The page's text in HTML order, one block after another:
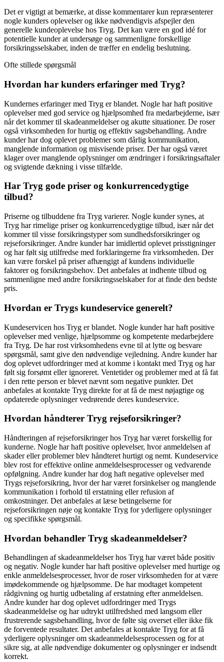
Det er vigtigt at bemærke, at disse kommentarer kun repræsenterer
nogle kunders oplevelser og ikke nødvendigvis afspejler den
generelle kundeoplevelse hos Tryg. Det kan være en god idé for
potentielle kunder at undersøge og sammenligne forskellige
forsikringsselskaber, inden de træffer en endelig beslutning.
Ofte stillede spørgsmål
Hvordan har kunders erfaringer med Tryg?
Kundernes erfaringer med Tryg er blandet. Nogle har haft positive
oplevelser med god service og hjælpsomhed fra medarbejderne, især
når det kommer til skadeanmeldelser og akutte situationer. De roser
også virksomheden for hurtig og effektiv sagsbehandling. Andre
kunder har dog oplevet problemer som dårlig kommunikation,
manglende information og misvisende priser. Der har også været
klager over manglende oplysninger om ændringer i forsikringsaftaler
og svigtende dækning i visse tilfælde.
Har Tryg gode priser og konkurrencedygtige
tilbud?
Priserne og tilbuddene fra Tryg varierer. Nogle kunder synes, at
Tryg har rimelige priser og konkurrencedygtige tilbud, især når det
kommer til visse forsikringstyper som sundhedsforsikringer og
rejseforsikringer. Andre kunder har imidlertid oplevet prisstigninger
og har følt sig utilfredse med forklaringerne fra virksomheden. Der
kan være forskel på priser afhængigt af kundens individuelle
faktorer og forsikringsbehov. Det anbefales at indhente tilbud og
sammenligne med andre forsikringsselskaber for at finde den bedste
pris.
Hvordan er Trygs kundeservice generelt?
Kundeservicen hos Tryg er blandet. Nogle kunder har haft positive
oplevelser med venlige, hjælpsomme og kompetente medarbejdere
fra Tryg. De har rost virksomhedens evne til at lytte og besvare
spørgsmål, samt give den nødvendige vejledning. Andre kunder har
dog oplevet udfordringer med at komme i kontakt med Tryg og har
følt sig forsømt eller ignoreret. Ventetider og problemer med at få fat
i den rette person er blevet nævnt som negative punkter. Det
anbefales at kontakte Tryg direkte for at få de mest nøjagtige og
opdaterede oplysninger vedrørende deres kundeservice.
Hvordan håndterer Tryg rejseforsikringer?
Håndteringen af rejseforsikringer hos Tryg har været forskellig for
kunderne. Nogle har haft positive oplevelser, hvor anmeldelsen af
skader eller problemer blev håndteret hurtigt og nemt. Kundeservice
blev rost for effektive online anmeldelsesprocesser og vedvarende
opfølgning. Andre kunder har dog haft negative oplevelser med
Trygs rejseforsikring, hvor der har været forsinkelser og manglende
kommunikation i forhold til erstatning eller refusion af
omkostninger. Det anbefales at læse betingelserne for
rejseforsikringen nøje og kontakte Tryg for yderligere oplysninger
og specifikke spørgsmål.
Hvordan behandler Tryg skadeanmeldelser?
Behandlingen af skadeanmeldelser hos Tryg har været både positiv
og negativ. Nogle kunder har haft positive oplevelser med hurtige og
enkle anmeldelsesprocesser, hvor de roser virksomheden for at være
imødekommende og hjælpsomme. De har modtaget kompetent
rådgivning og hurtig udbetaling af erstatning efter anmeldelsen.
Andre kunder har dog oplevet udfordringer med Trygs
skadeanmeldelse og har udtrykt utilfredshed med langsom eller
frustrerende sagsbehandling, hvor de følte sig overset eller ikke fik
de forventede resultater. Det anbefales at kontakte Tryg for at få
yderligere oplysninger om skadeanmeldelsesprocessen og for at
sikre sig, at alle nødvendige dokumenter og oplysninger er indsendt
korrekt.